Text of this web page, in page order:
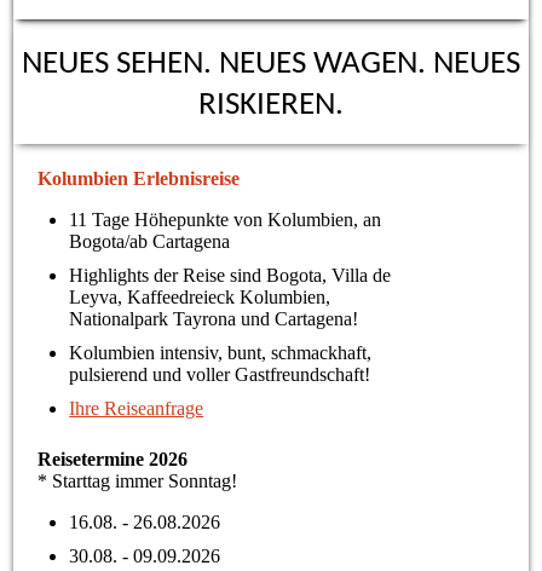
NEUES SEHEN. NEUES WAGEN. NEUES
RISKIEREN.
Kolumbien Erlebnisreise
11 Tage Höhepunkte von Kolumbien, an
Bogota/ab Cartagena
Highlights der Reise sind Bogota, Villa de
Leyva, Kaffeedreieck Kolumbien,
Nationalpark Tayrona und Cartagena!
Kolumbien intensiv, bunt, schmackhaft,
pulsierend und voller Gastfreundschaft!
Ihre Reiseanfrage
Reisetermine 2026
* Starttag immer Sonntag!
16.08. - 26.08.2026
30.08. - 09.09.2026